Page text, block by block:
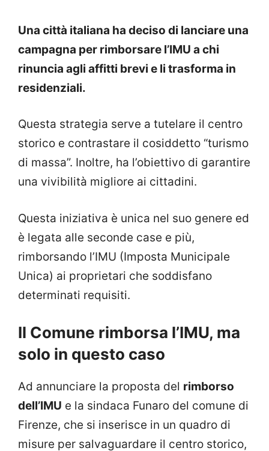
Una città italiana ha deciso di lanciare una
campagna per rimborsare l’IMU a chi
rinuncia agli affitti brevi e li trasforma in
residenziali.
Questa strategia serve a tutelare il centro
storico e contrastare il cosiddetto “turismo
di massa”. Inoltre, ha l’obiettivo di garantire
una vivibilità migliore ai cittadini.
Questa iniziativa è unica nel suo genere ed
è legata alle seconde case e più,
rimborsando l’IMU (Imposta Municipale
Unica) ai proprietari che soddisfano
determinati requisiti.
Il Comune rimborsa l’IMU, ma
solo in questo caso
Ad annunciare la proposta del rimborso
dell’IMU e la sindaca Funaro del comune di
Firenze, che si inserisce in un quadro di
misure per salvaguardare il centro storico,